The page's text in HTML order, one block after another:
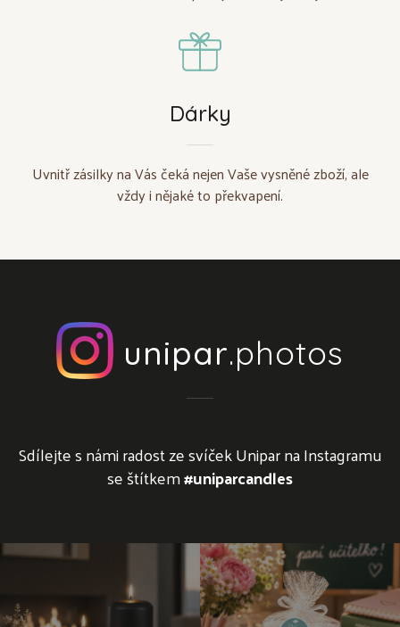
Dárky
Uvnitř zásilky na Vás čeká nejen Vaše vysněné zboží, ale
vždy i nějaké to překvapení.
unipar.photos
Sdílejte s námi radost ze svíček Unipar na Instagramu
se štítkem#uniparcandles